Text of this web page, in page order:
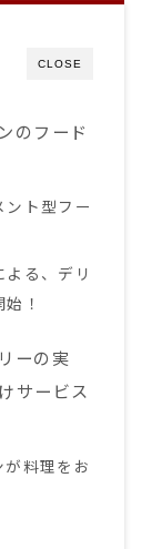
CLOSE
のフード
ト型フー
る、デリ
！
ーの実
サービス
料理をお